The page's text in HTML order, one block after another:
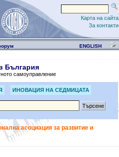
Карта на сайта
За контакти
ENGLISH
България
самоуправление
ИНОВАЦИЯ НА СЕДМИЦАТА
асоциация за развитие и